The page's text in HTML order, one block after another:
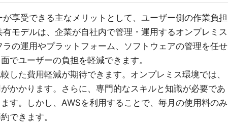
享受できる主なメリットとして、ユーザー側の作業負担
モデルは、企業が自社内で管理・運用するオンプレミス
の運用やプラットフォーム、ソフトウェアの管理を任せ
でユーザーの負担を軽減できます。
した費用軽減が期待できます。オンプレミス環境では、
かかります。さらに、専門的なスキルと知識が必要であ
す。しかし、AWSを利用することで、毎月の使用料のみ
できます。